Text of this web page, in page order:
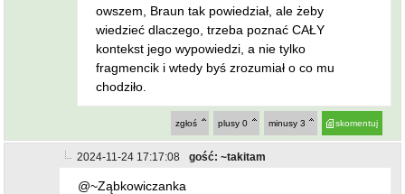
owszem, Braun tak powiedział, ale żeby
wiedzieć dlaczego, trzeba poznać CAŁY
kontekst jego wypowiedzi, a nie tylko
fragmencik i wtedy byś zrozumiał o co mu
chodziło.
skomentuj
minusy 3
plusy 0
zgłoś
2024-11-24 17:17:08 gość: ~takitam
@~Ząbkowiczanka